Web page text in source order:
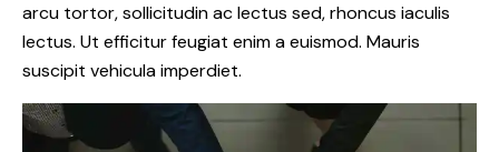
arcu tortor, sollicitudin ac lectus sed, rhoncus iaculis
lectus. Ut efficitur feugiat enim a euismod. Mauris
suscipit vehicula imperdiet.